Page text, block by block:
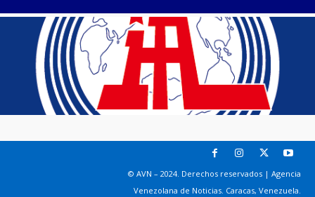
© AVN – 2024. Derechos reservados | Agencia
Venezolana de Noticias. Caracas, Venezuela.